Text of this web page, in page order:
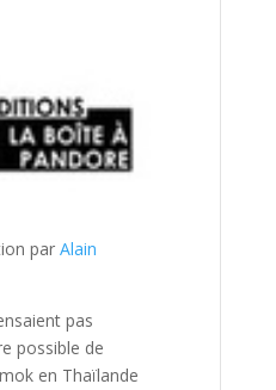
parAlain
pas
possible de
en Thaïlande